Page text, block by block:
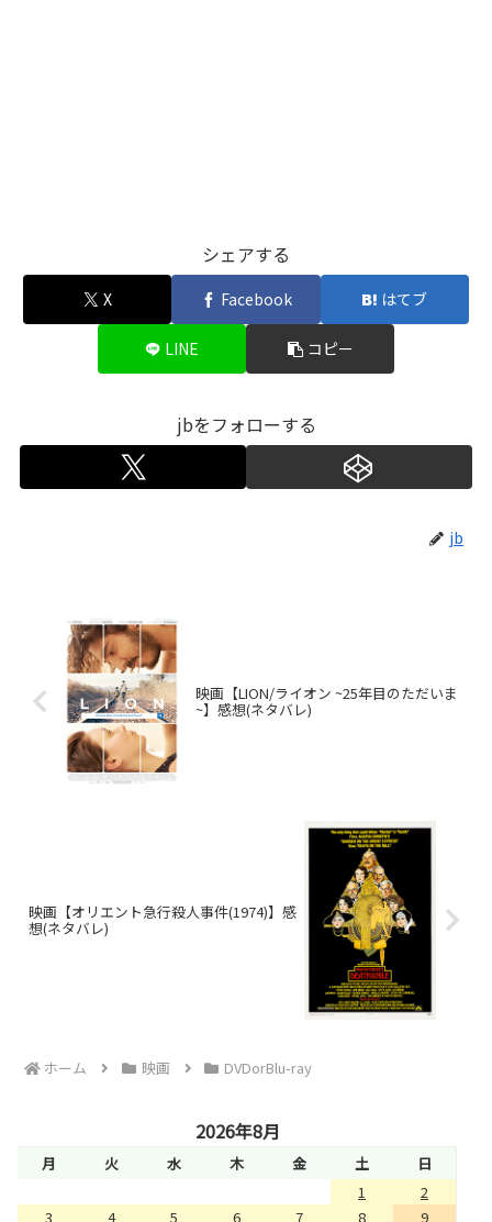
シェアする
X Facebook はてブ
LINE コピー
jbをフォローする
jb
映画【LION/ライオン ~25年目のただいま
~】感想(ネタバレ)
映画【オリエント急行殺人事件(1974)】感
想(ネタバレ)
ホーム 映画 DVDorBlu-ray
2026年8月
月 火 水 木 金 土
日
1
2
3
4 5 6 7 8 9